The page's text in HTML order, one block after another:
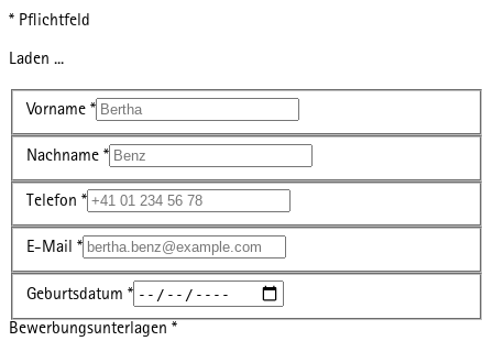
* Pflichtfeld
Laden ...
Vorname *
Nachname *
Telefon *
E-Mail *
Geburtsdatum *
Bewerbungsunterlagen *